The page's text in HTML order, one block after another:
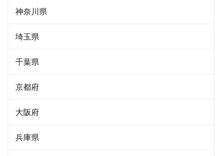
神奈川県
埼玉県
千葉県
京都府
大阪府
兵庫県